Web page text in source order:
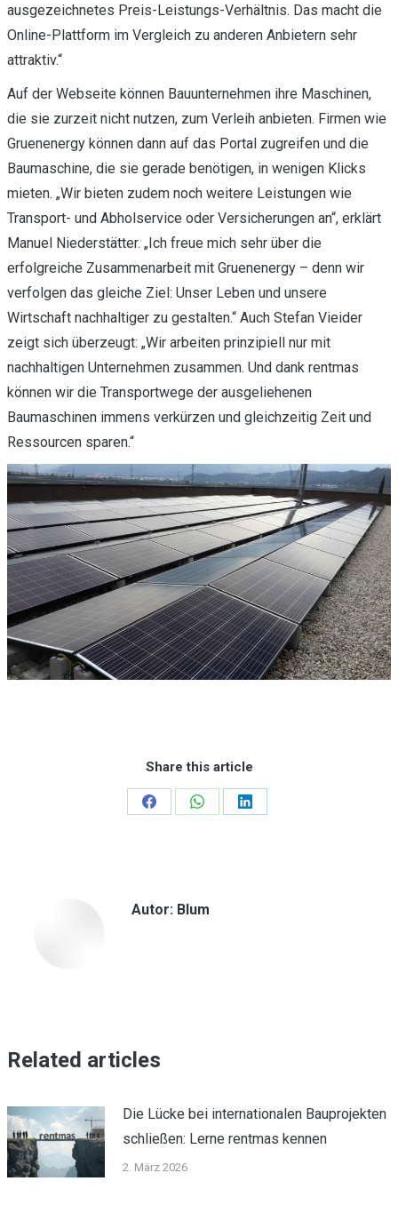
ausgezeichnetes Preis-Leistungs-Verhältnis. Das macht die
Online-Plattform im Vergleich zu anderen Anbietern sehr
attraktiv.“
Auf der Webseite können Bauunternehmen ihre Maschinen,
die sie zurzeit nicht nutzen, zum Verleih anbieten. Firmen wie
Gruenenergy können dann auf das Portal zugreifen und die
Baumaschine, die sie gerade benötigen, in wenigen Klicks
mieten. „Wir bieten zudem noch weitere Leistungen wie
Transport- und Abholservice oder Versicherungen an“, erklärt
Manuel Niederstätter. „Ich freue mich sehr über die
erfolgreiche Zusammenarbeit mit Gruenenergy – denn wir
verfolgen das gleiche Ziel: Unser Leben und unsere
Wirtschaft nachhaltiger zu gestalten.“ Auch Stefan Vieider
zeigt sich überzeugt: „Wir arbeiten prinzipiell nur mit
nachhaltigen Unternehmen zusammen. Und dank rentmas
können wir die Transportwege der ausgeliehenen
Baumaschinen immens verkürzen und gleichzeitig Zeit und
Ressourcen sparen.“
Share this article
Teilen
Teilen
Teilen
Autor: Blum
Related articles
Die Lücke bei internationalen Bauprojekten
schließen: Lerne rentmas kennen
2. März 2026